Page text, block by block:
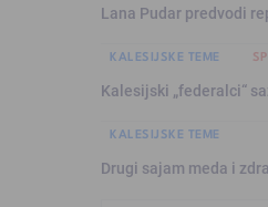
Lana Pudar predvodi
KALESIJSKE TEME
Kalesijski „federalci“
KALESIJSKE TEME
Drugi sajam meda i